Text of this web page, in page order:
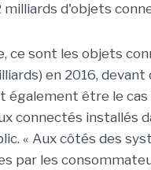
milliards d'objets
ce sont les objets
en 2016,
également être le
connectés installés
« Aux côtés des
par les